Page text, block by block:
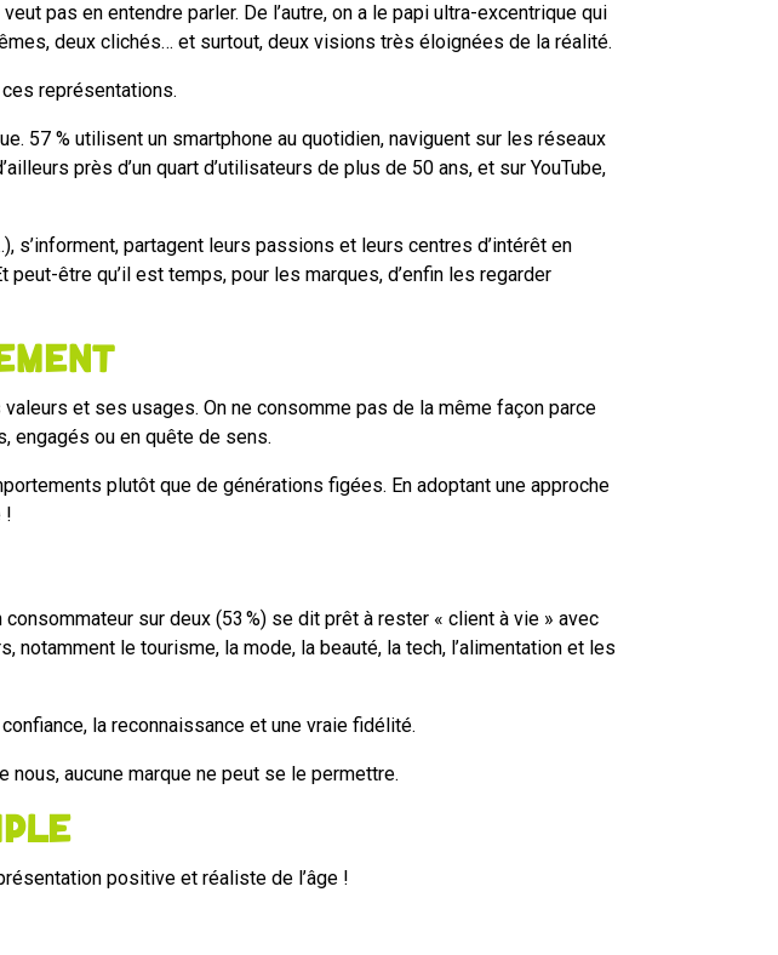
pas en entendre parler. De l’autre, on a le papi ultra-excentrique qui
deux clichés… et surtout, deux visions très éloignées de la réalité.
représentations.
57 % utilisent un smartphone au quotidien, naviguent sur les réseaux
près d’un quart d’utilisateurs de plus de 50 ans, et sur YouTube,
s’informent, partagent leurs passions et leurs centres d’intérêt en
être qu’il est temps, pour les marques, d’enfin les regarder
et ses usages. On ne consomme pas de la même façon parce
engagés ou en quête de sens.
plutôt que de générations figées. En adoptant une approche
!
sur deux (53 %) se dit prêt à rester « client à vie » avec
le tourisme, la mode, la beauté, la tech, l’alimentation et les
la reconnaissance et une vraie fidélité.
nous, aucune marque ne peut se le permettre.
positive et réaliste de l’âge !